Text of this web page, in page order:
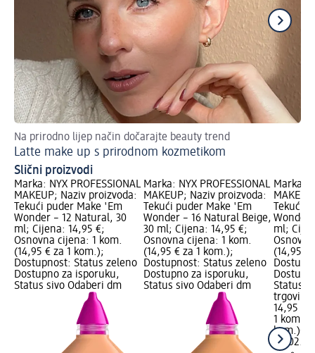
Na prirodno lijep način dočarajte beauty trend
Latte make up s prirodnom kozmetikom
Slični proizvodi
Marka: NYX PROFESSIONAL
MAKEUP; Naziv proizvoda:
Tekući puder Make 'Em
Wonder – 12 Natural, 30
ml; Cijena: 14,95 €;
Osnovna cijena: 1 kom.
(14,95 € za 1 kom.);
Dostupnost: Status zeleno
Dostupno za isporuku,
Status sivo Odaberi dm
Marka: NYX PROFESSIONAL
MAKEUP; Naziv proizvoda:
Tekući puder Make 'Em
Wonder – 16 Natural Beige,
30 ml; Cijena: 14,95 €;
Osnovna cijena: 1 kom.
(14,95 € za 1 kom.);
Dostupnost: Status zeleno
Dostupno za isporuku,
Status sivo Odaberi dm
Marka:
Tekući
Wonder
ml;
(14,95 €
Status
trgovinu
14,95 €
1 kom.
kom.)